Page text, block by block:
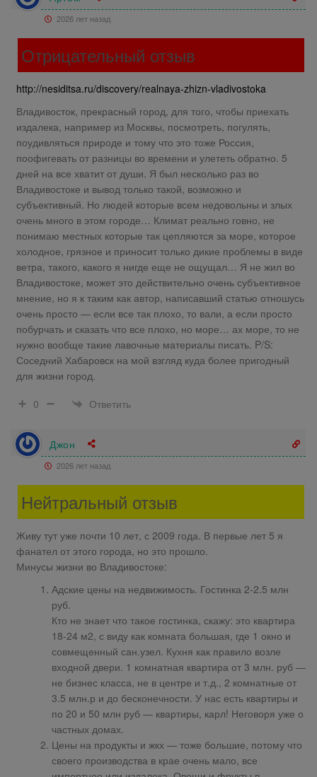
2026 лет назад
Отрицательный отзыв
http://nesiditsa.ru/discovery/realnaya-zhizn-vladivostoka
Владивосток, прекрасный город, для того, чтобы приехать
издалека, например из Москвы, посмотреть, погулять,
поудивляться природе и тому что это тоже Россия,
поофигевать от разницы во времени и улететь обратно. 5
дней на все хватит от души. Я был несколько раз во
Владивостоке и вывод только такой, возможно и
субъективный. Но людей которые всем недовольны и злых
очень много в этом городе… Климат реально говно, не
понимаю местных которые так цепляются за море, которое
холодное, грязное и приносит только дикие проблемы в виде
ветра, такого, какого я нигде еще не ощущал… Я не жил во
Владивостоке, может это действительно очень субъективное
мнение, но я к таким как автор, написавший статью отношусь
очень просто — если все так плохо, то вали, а если просто
побурчать и сказать что все плохо, но море… ах море, то не
нужно вообще такие лавочные материалы писать. P/S:
Соседний Хабаровск на мой взгляд куда более пригодный
для жизни город.
0
Ответить
Джон
2026 лет назад
Нейтральный отзыв
Живу тут уже почти 10 лет, с 2009 года. В первые лет 5 я
фанател от этого города, но это прошло.
Минусы жизни во Владивостоке:
Адские цены на недвижимость. Гостинка 2-2.5 млн
руб.
Кто не знает что такое гостинка, скажу: это квартира
18-24 м2, с виду как комната большая, где 1 окно и
совмещенный сан.узел. Кухня как правило возле
входной двери. 1 комнатная квартира от 3 млн. руб —
не бизнес класса, не в центре и т.д., 2 комнатные от
3.5 млн.р и до бесконечности. У нас есть квартиры и
по 20 и 50 млн руб — квартиры, карл! Неговоря уже о
частных домах.
Цены на продукты и жкх — тоже большие, потому что
своего производства в крае очень мало, все